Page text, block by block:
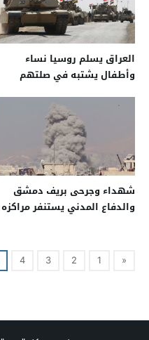
العراق يسلم روسيا نساء
وأطفال يشتبه في صلتهم
شهداء وجرحى بريف دمشق
والدفاع المدني يستنفر مراكزه
«
1
2
3
4